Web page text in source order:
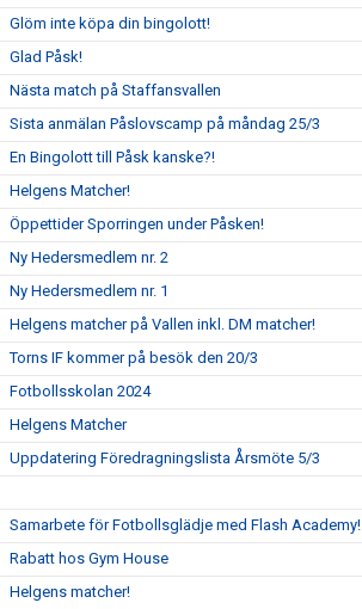
Glöm inte köpa din bingolott!
Glad Påsk!
Nästa match på Staffansvallen
Sista anmälan Påslovscamp på måndag 25/3
En Bingolott till Påsk kanske?!
Helgens Matcher!
Öppettider Sporringen under Påsken!
Ny Hedersmedlem nr. 2
Ny Hedersmedlem nr. 1
Helgens matcher på Vallen inkl. DM matcher!
Torns IF kommer på besök den 20/3
Fotbollsskolan 2024
Helgens Matcher
Uppdatering Föredragningslista Årsmöte 5/3
Samarbete för Fotbollsglädje med Flash Academy!
Rabatt hos Gym House
Helgens matcher!